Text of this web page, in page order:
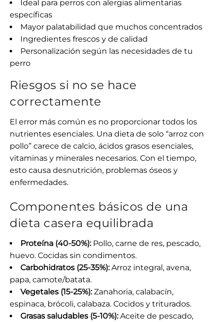
Ideal para perros con alergias alimentarias
específicas
Mayor palatabilidad que muchos concentrados
Ingredientes frescos y de calidad
Personalización según las necesidades de tu
perro
Riesgos si no se hace
correctamente
El error más común es no proporcionar todos los
nutrientes esenciales. Una dieta de solo “arroz con
pollo” carece de calcio, ácidos grasos esenciales,
vitaminas y minerales necesarios. Con el tiempo,
esto causa desnutrición, problemas óseos y
enfermedades.
Componentes básicos de una
dieta casera equilibrada
Proteína (40-50%):Pollo, carne de res, pescado,
huevo. Cocidas sin condimentos.
Carbohidratos (25-35%):Arroz integral, avena,
papa, camote/batata.
Vegetales (15-25%):Zanahoria, calabacín,
espinaca, brócoli, calabaza. Cocidos y triturados.
Grasas saludables (5-10%):Aceite de pescado,